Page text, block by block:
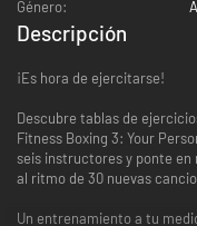
Género:
Descripción
¡Es hora de ejercitarse!
Descubre tablas de
Fitness Boxing 3: Your
seis instructores y ponte en
al ritmo de 30 nuevas
Un entrenamiento a tu